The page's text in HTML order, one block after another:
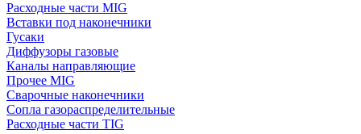
Расходные части MIG
Вставки под наконечники
Гусаки
Диффузоры газовые
Каналы направляющие
Прочее MIG
Сварочные наконечники
Сопла газораспределительные
Расходные части TIG